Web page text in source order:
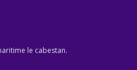
le cabestan.